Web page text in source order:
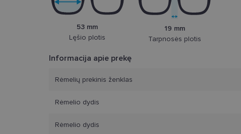
53 mm
Lęšio plotis
19 mm
Tarpnosės plotis
Informacija apie prekę
Rėmelių prekinis ženklas
Rėmelio dydis
Rėmelio dydis